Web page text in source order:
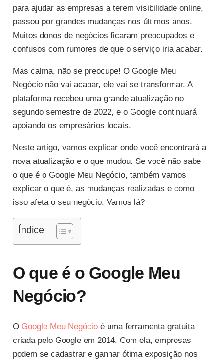
para ajudar as empresas a terem visibilidade online,
passou por grandes mudanças nos últimos anos.
Muitos donos de negócios ficaram preocupados e
confusos com rumores de que o serviço iria acabar.
Mas calma, não se preocupe! O Google Meu
Negócio não vai acabar, ele vai se transformar. A
plataforma recebeu uma grande atualização no
segundo semestre de 2022, e o Google continuará
apoiando os empresários locais.
Neste artigo, vamos explicar onde você encontrará a
nova atualização e o que mudou. Se você não sabe
o que é o Google Meu Negócio, também vamos
explicar o que é, as mudanças realizadas e como
isso afeta o seu negócio. Vamos lá?
Índice
O que é o Google Meu
Negócio?
O Google Meu Negócioé uma ferramenta gratuita
criada pelo Google em 2014. Com ela, empresas
podem se cadastrar e ganhar ótima exposição nos